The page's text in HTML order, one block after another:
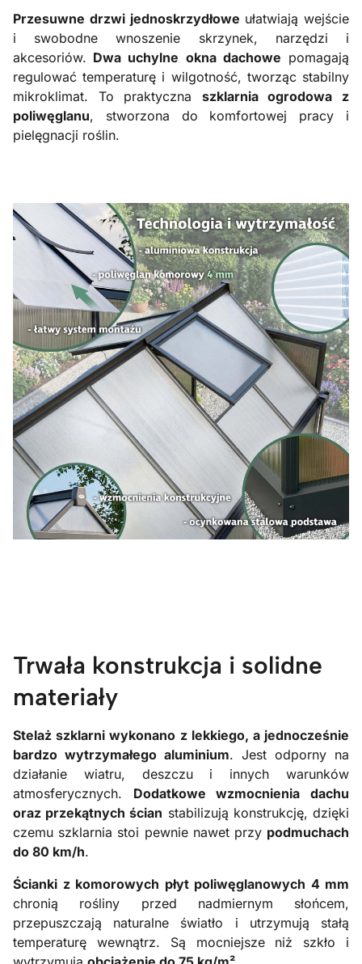
Przesuwne drzwi jednoskrzydłowe ułatwiają wejście
i swobodne wnoszenie skrzynek, narzędzi i
akcesoriów. Dwa uchylne okna dachowe pomagają
regulować temperaturę i wilgotność, tworząc stabilny
mikroklimat. To praktyczna szklarnia ogrodowa z
poliwęglanu, stworzona do komfortowej pracy i
pielęgnacji roślin.
Trwała konstrukcja i solidne
materiały
Stelaż szklarni wykonano z lekkiego, a jednocześnie
bardzo wytrzymałego aluminium. Jest odporny na
działanie wiatru, deszczu i innych warunków
atmosferycznych. Dodatkowe wzmocnienia dachu
oraz przekątnych ścian stabilizują konstrukcję, dzięki
czemu szklarnia stoi pewnie nawet przy podmuchach
do 80 km/h.
Ścianki z komorowych płyt poliwęglanowych 4 mm
chronią rośliny przed nadmiernym słońcem,
przepuszczają naturalne światło i utrzymują stałą
temperaturę wewnątrz. Są mocniejsze niż szkło i